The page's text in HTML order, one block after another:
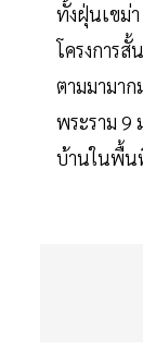
ทั้งฝุ่นเขม่
โครงการ
ตามมามา
พระราม 9
บ้านในพื้น